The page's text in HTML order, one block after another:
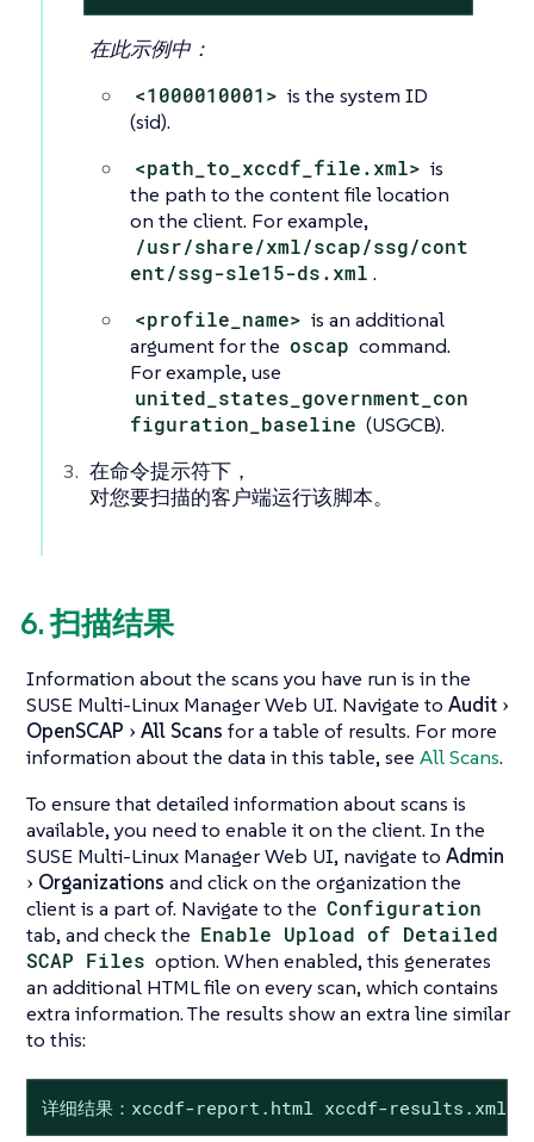
在此示例中：
<1000010001> is the system ID
(sid).
<path_to_xccdf_file.xml> is
the path to the content file location
on the client. For example,
/usr/share/xml/scap/ssg/cont
ent/ssg-sle15-ds.xml .
<profile_name> is an additional
argument for the oscap command.
For example, use
united_states_government_con
figuration_baseline (USGCB).
在命令提示符下，
对您要扫描的客户端运行该脚本。
6. 扫描结果
Information about the scans you have run is in the
SUSE Multi-Linux Manager Web UI. Navigate to Audit
OpenSCAP
All Scans for a table of results. For more
information about the data in this table, see All Scans.
To ensure that detailed information about scans is
available, you need to enable it on the client. In the
SUSE Multi-Linux Manager Web UI, navigate to Admin
Organizations and click on the organization the
client is a part of. Navigate to the Configuration
tab, and check the Enable Upload of Detailed
SCAP Files option. When enabled, this generates
an additional HTML file on every scan, which contains
extra information. The results show an extra line similar
to this:
详细结果：xccdf-report.html xccdf-results.xml